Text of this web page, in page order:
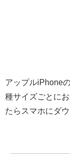
アップルiPhone
種サイズごとに
たらスマホにダ